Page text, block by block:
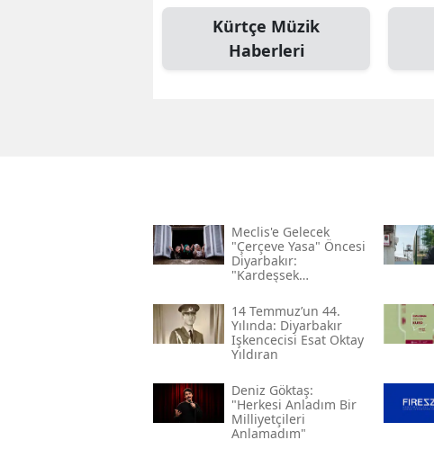
Kürtçe Müzik
Haberleri
Meclis'e Gelecek
"çerçeve Yasa" Öncesi
Diyarbakır:
"kardeşsek
14 Temmuz’un 44.
Yılında: Diyarbakır
Işkencecisi Esat Oktay
Yıldıran
Deniz Göktaş:
"herkesi Anladım Bir
Milliyetçileri
Anlamadım"